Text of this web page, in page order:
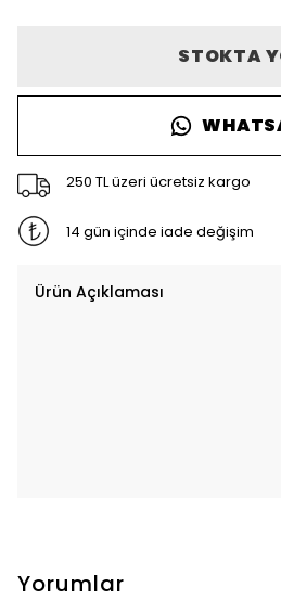
STOKTA
250 TL üzeri ücretsiz kargo
14 gün içinde iade değişim
Ürün Açıklaması
Yorumlar